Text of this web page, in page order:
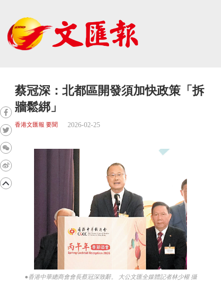
蔡冠深：北都區開發須加快政策「拆
牆鬆綁」
香港文匯報 要聞 2026-02-25
●香港中華總商會會長蔡冠深致辭。 大公文匯全媒體記者林少權 攝